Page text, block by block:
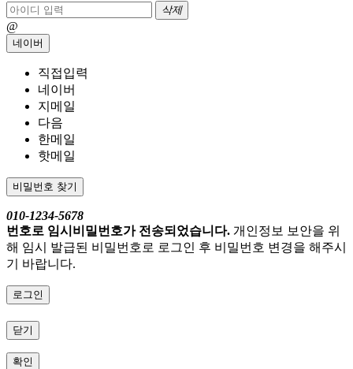
삭제
@
네이버
직접입력
네이버
지메일
다음
한메일
핫메일
비밀번호 찾기
010-1234-5678
번호로 임시비밀번호가 전송되었습니다. 개인정보 보안을 위
해 임시 발급된 비밀번호로 로그인 후 비밀번호 변경을 해주시
기 바랍니다.
로그인
닫기
확인